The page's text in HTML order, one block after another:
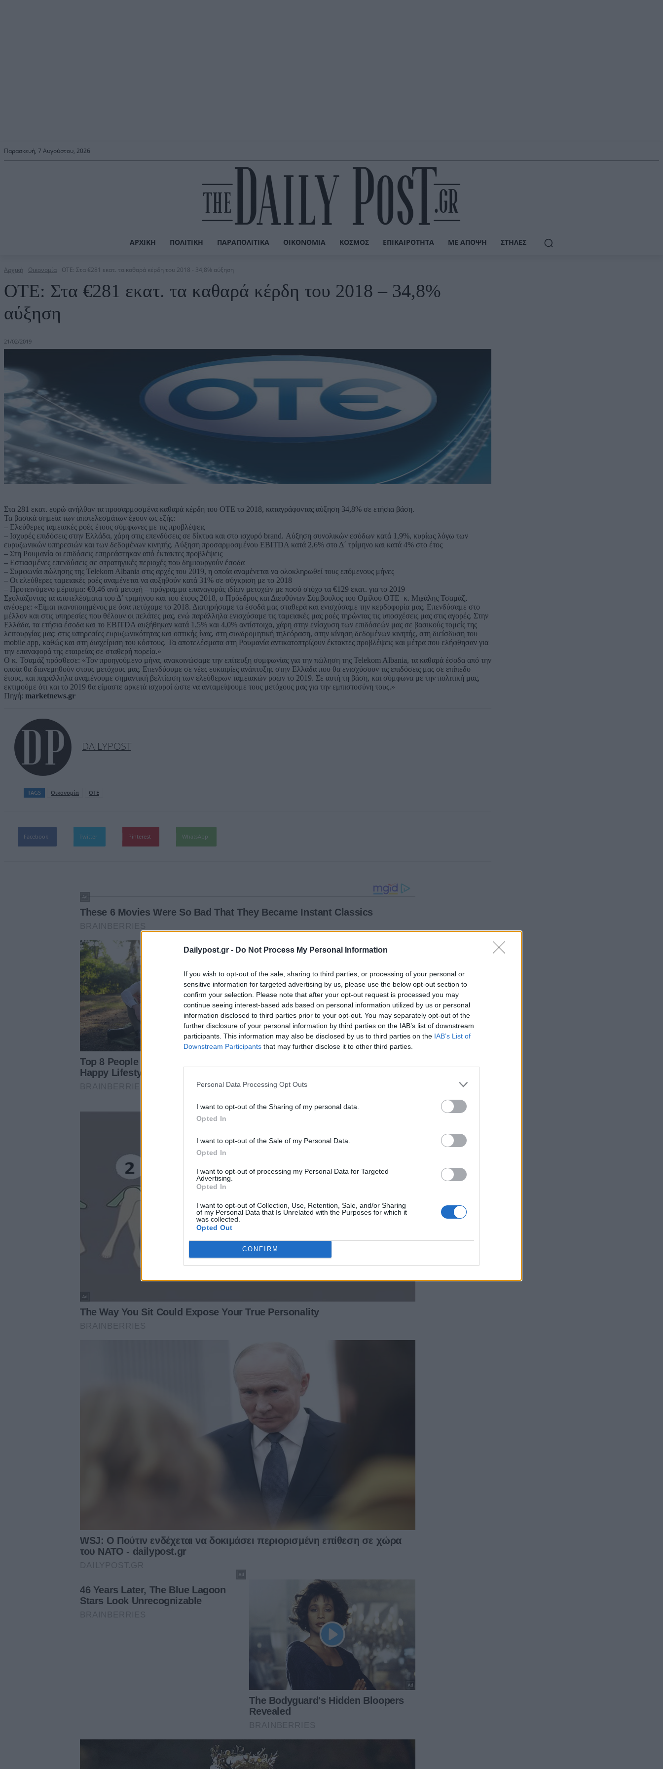
Dailypost.gr - Do Not Process My Personal Information
If you wish to opt-out of the sale, sharing to third parties, or processing of your personal or
sensitive information for targeted advertising by us, please use the below opt-out section to
confirm your selection. Please note that after your opt-out request is processed you may
continue seeing interest-based ads based on personal information utilized by us or personal
information disclosed to third parties prior to your opt-out. You may separately opt-out of the
further disclosure of your personal information by third parties on the IAB’s list of downstream
participants. This information may also be disclosed by us to third parties on the IAB’s List of
Downstream Participants that may further disclose it to other third parties.
Personal Data Processing Opt Outs
I want to opt-out of the Sharing of my personal data.
Opted In
I want to opt-out of the Sale of my Personal Data.
Opted In
I want to opt-out of processing my Personal Data for Targeted
Advertising.
Opted In
I want to opt-out of Collection, Use, Retention, Sale, and/or Sharing
of my Personal Data that Is Unrelated with the Purposes for which it
was collected.
Opted Out
CONFIRM
Παρασκευή, 7 Αυγούστου, 2026
ΑΡΧΙΚΉ ΠΟΛΙΤΙΚΉ ΠΑΡΑΠΟΛΙΤΙΚΆ ΟΙΚΟΝΟΜΊΑ ΚΌΣΜΟΣ ΕΠΙΚΑΙΡΌΤΗΤΑ ΜΕ ΆΠΟΨΗ ΣΤΉΛΕΣ
Αρχική Οικονομία ΟΤΕ: Στα €281 εκατ. τα καθαρά κέρδη του 2018 - 34,8% αύξηση
ΟΤΕ: Στα €281 εκατ. τα καθαρά κέρδη του 2018 – 34,8%
αύξηση
21/02/2019
Στα 281 εκατ. ευρώ ανήλθαν τα προσαρμοσμένα καθαρά κέρδη του ΟΤΕ το 2018, καταγράφοντας αύξηση 34,8% σε ετήσια βάση.
Τα βασικά σημεία των αποτελεσμάτων έχουν ως εξής:
– Ελεύθερες ταμειακές ροές έτους σύμφωνες με τις προβλέψεις
– Ισχυρές επιδόσεις στην Ελλάδα, χάρη στις επενδύσεις σε δίκτυα και στο ισχυρό brand. Αύξηση συνολικών εσόδων κατά 1,9%, κυρίως λόγω των
ευρυζωνικών υπηρεσιών και των δεδομένων κινητής. Αύξηση προσαρμοσμένου EBITDA κατά 2,6% στο Δ΄ τρίμηνο και κατά 4% στο έτος
– Στη Ρουμανία οι επιδόσεις επηρεάστηκαν από έκτακτες προβλέψεις
– Εστιασμένες επενδύσεις σε στρατηγικές περιοχές που δημιουργούν έσοδα
– Συμφωνία πώλησης της Telekom Albania στις αρχές του 2019, η οποία αναμένεται να ολοκληρωθεί τους επόμενους μήνες
– Οι ελεύθερες ταμειακές ροές αναμένεται να αυξηθούν κατά 31% σε σύγκριση με το 2018
– Προτεινόμενο μέρισμα: €0,46 ανά μετοχή – πρόγραμμα επαναγοράς ιδίων μετοχών με ποσό στόχο τα €129 εκατ. για το 2019
Σχολιάζοντας τα αποτελέσματα του Δ’ τριμήνου και του έτους 2018, ο Πρόεδρος και Διευθύνων Σύμβουλος του Ομίλου ΟΤΕ κ. Mιχάλης Τσαμάζ,
ανέφερε: «Είμαι ικανοποιημένος με όσα πετύχαμε το 2018. Διατηρήσαμε τα έσοδά μας σταθερά και ενισχύσαμε την κερδοφορία μας. Επενδύσαμε στο
μέλλον και στις υπηρεσίες που θέλουν οι πελάτες μας, ενώ παράλληλα ενισχύσαμε τις ταμειακές μας ροές τηρώντας τις υποσχέσεις μας στις αγορές. Στην
Ελλάδα, τα ετήσια έσοδα και το EBITDA αυξήθηκαν κατά 1,5% και 4,0% αντίστοιχα, χάρη στην ενίσχυση των επιδόσεών μας σε βασικούς τομείς της
λειτουργίας μας: στις υπηρεσίες ευρυζωνικότητας και οπτικής ίνας, στη συνδρομητική τηλεόραση, στην κίνηση δεδομένων κινητής, στη διείσδυση του
mobile app, καθώς και στη διαχείριση του κόστους. Τα αποτελέσματα στη Ρουμανία αντικατοπτρίζουν έκτακτες προβλέψεις και μέτρα που ελήφθησαν για
την επαναφορά της εταιρείας σε σταθερή πορεία.»
Ο κ. Τσαμάζ πρόσθεσε: «Τον προηγούμενο μήνα, ανακοινώσαμε την επίτευξη συμφωνίας για την πώληση της Telekom Albania, τα καθαρά έσοδα από την
οποία θα διανεμηθούν στους μετόχους μας. Επενδύουμε σε νέες ευκαιρίες ανάπτυξης στην Ελλάδα που θα ενισχύσουν τις επιδόσεις μας σε επίπεδο
έτους, και παράλληλα αναμένουμε σημαντική βελτίωση των ελεύθερων ταμειακών ροών το 2019. Σε αυτή τη βάση, και σύμφωνα με την πολιτική μας,
εκτιμούμε ότι και το 2019 θα είμαστε αρκετά ισχυροί ώστε να ανταμείψουμε τους μετόχους μας για την εμπιστοσύνη τους.»
Πηγή: marketnews.gr
DAILYPOST
TAGS Οικονομία ΟΤΕ
Facebook Twitter Pinterest WhatsApp